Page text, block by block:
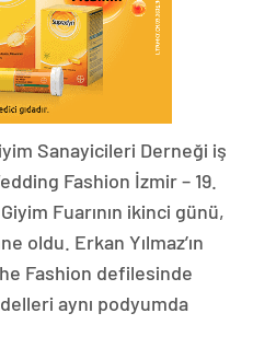
Sanayicileri Derneği iş
Fashion İzmir – 19.
Fuarının ikinci günü,
oldu. Erkan Yılmaz’ın
Fashion defilesinde
aynı podyumda